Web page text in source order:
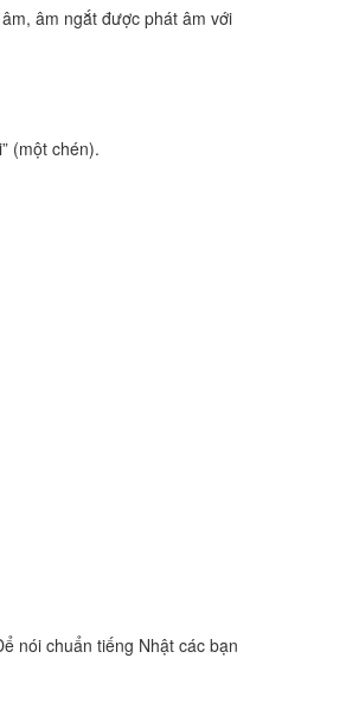
âm ngắt được phát âm với
(một chén).
nói chuẩn tiếng Nhật các bạn